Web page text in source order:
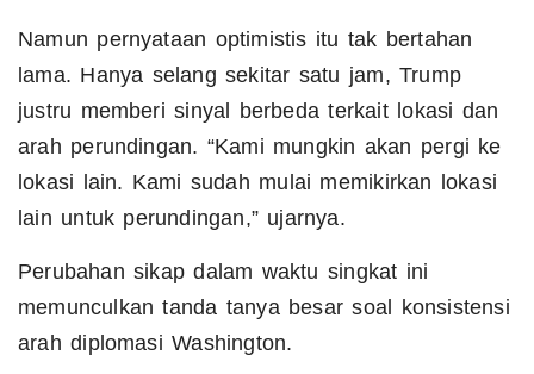
Namun pernyataan optimistis itu tak bertahan
lama. Hanya selang sekitar satu jam, Trump
justru memberi sinyal berbeda terkait lokasi dan
arah perundingan. “Kami mungkin akan pergi ke
lokasi lain. Kami sudah mulai memikirkan lokasi
lain untuk perundingan,” ujarnya.
Perubahan sikap dalam waktu singkat ini
memunculkan tanda tanya besar soal konsistensi
arah diplomasi Washington.